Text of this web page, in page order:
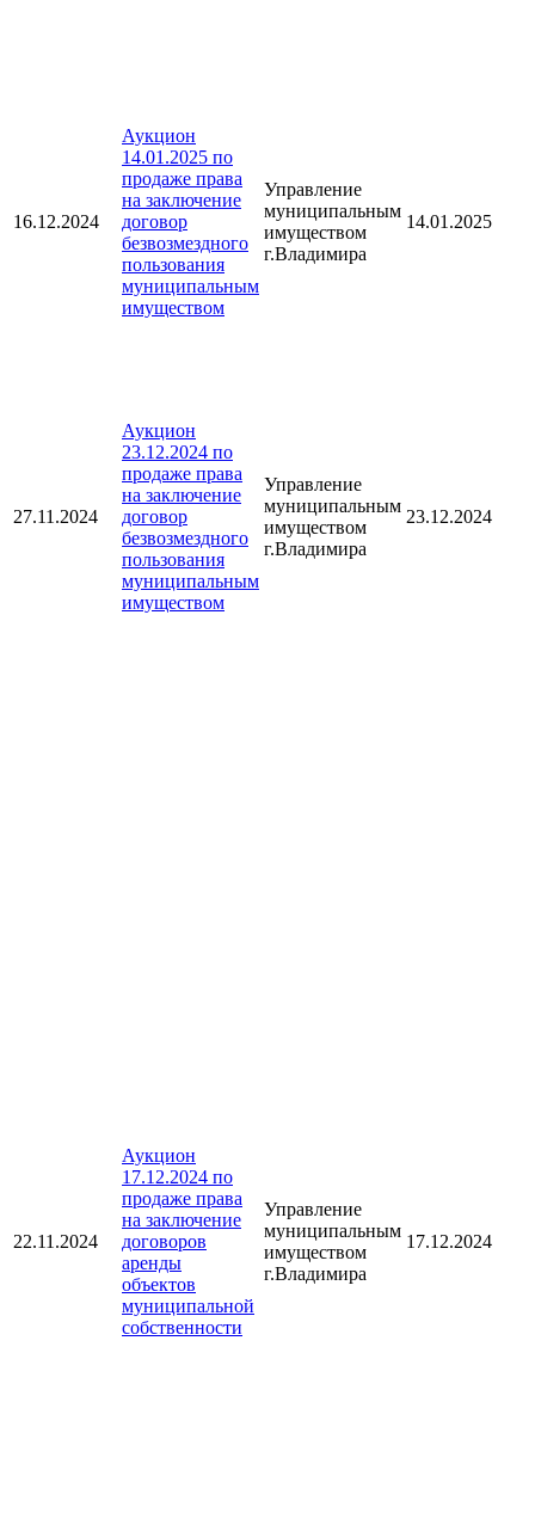
16.12.2024
Аукцион
14.01.2025 по
продаже права
на заключение
договор
безвозмездного
пользования
муниципальным
имуществом
Управление
муниципальным
имуществом
г.Владимира
14.01.2025
27.11.2024
Аукцион
23.12.2024 по
продаже права
на заключение
договор
безвозмездного
пользования
муниципальным
имуществом
Управление
муниципальным
имуществом
г.Владимира
23.12.2024
22.11.2024
Аукцион
17.12.2024 по
продаже права
на заключение
договоров
аренды
объектов
муниципальной
собственности
Управление
муниципальным
имуществом
г.Владимира
17.12.2024